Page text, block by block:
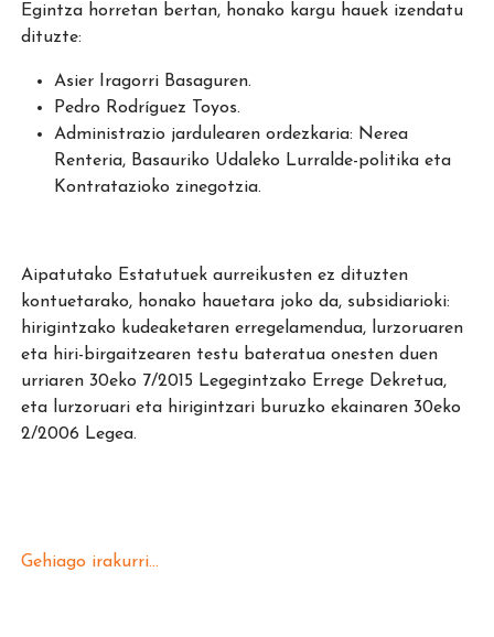
Egintza horretan bertan, honako kargu hauek izendatu
dituzte:
Asier Iragorri Basaguren.
Pedro Rodríguez Toyos.
Administrazio jardulearen ordezkaria: Nerea
Renteria, Basauriko Udaleko Lurralde-politika eta
Kontratazioko zinegotzia.
Aipatutako Estatutuek aurreikusten ez dituzten
kontuetarako, honako hauetara joko da, subsidiarioki:
hirigintzako kudeaketaren erregelamendua, lurzoruaren
eta hiri-birgaitzearen testu bateratua onesten duen
urriaren 30eko 7/2015 Legegintzako Errege Dekretua,
eta lurzoruari eta hirigintzari buruzko ekainaren 30eko
2/2006 Legea.
Gehiago irakurri...